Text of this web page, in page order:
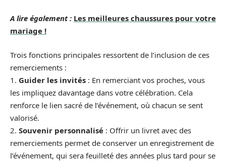
A lire également : Les meilleures chaussures pour votre
mariage !
Trois fonctions principales ressortent de l’inclusion de ces
remerciements :
1. Guider les invités : En remerciant vos proches, vous
les impliquez davantage dans votre célébration. Cela
renforce le lien sacré de l’événement, où chacun se sent
valorisé.
2. Souvenir personnalisé : Offrir un livret avec des
remerciements permet de conserver un enregistrement de
l’événement, qui sera feuilleté des années plus tard pour se